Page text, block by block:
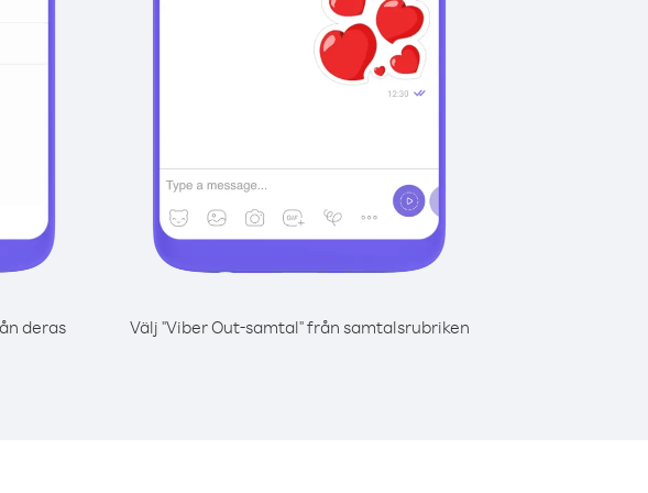
deras
Välj "Viber Out-samtal" från samtalsrubriken